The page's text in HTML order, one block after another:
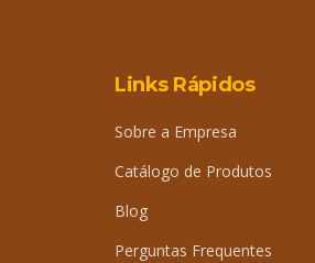
Links Rápidos
Sobre a Empresa
Catálogo de Produtos
Blog
Perguntas Frequentes